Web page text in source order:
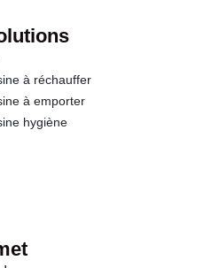
à réchauffer
à emporter
hygiène